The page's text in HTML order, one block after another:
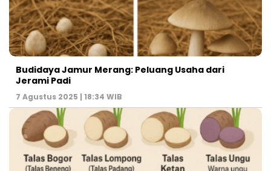
Budidaya Jamur Merang: Peluang Usaha dari
Jerami Padi
7 Agustus 2025 | 18:34 WIB